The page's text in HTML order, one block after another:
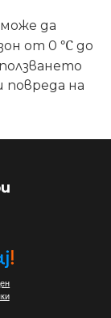
да
от 0 ℃ до
на